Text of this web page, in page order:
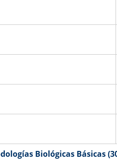
Biológicas Básicas